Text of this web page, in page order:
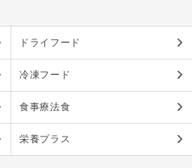
ドライフード
冷凍フード
食事療法食
栄養プラス